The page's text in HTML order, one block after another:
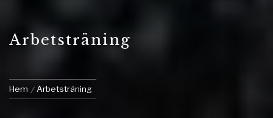
Arbetsträning
Hem Arbetsträning